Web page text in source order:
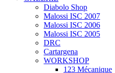
Diabolo Shop
Malossi ISC 2007
Malossi ISC 2006
Malossi ISC 2005
DRC
Cartargena
WORKSHOP
123 Mécanique